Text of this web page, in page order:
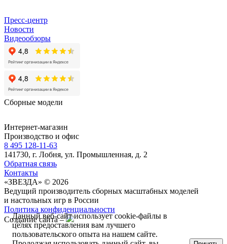
Пресс-центр
Новости
Видеообзоры
Сборные модели
Интернет-магазин
Производство и офис
8 495 128-11-63
141730, г. Лобня, ул. Промышленная, д. 2
Обратная связь
Контакты
«ЗВЕЗДА» © 2026
Ведущий производитель сборных масштабных моделей
и настольных игр в России
Политика конфиденциальности
Создание сайта –
Данный веб-сайт использует cookie-файлы в
целях предоставления вам лучшего
пользовательского опыта на нашем сайте.